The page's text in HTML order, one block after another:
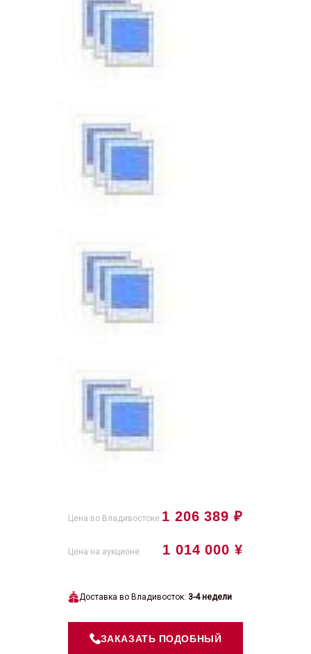
1 206 389 ₽
Цена во Владивостоке
1 014 000 ¥
Цена на аукционе
Доставка во Владивосток: 3-4 недели
ЗАКАЗАТЬ ПОДОБНЫЙ